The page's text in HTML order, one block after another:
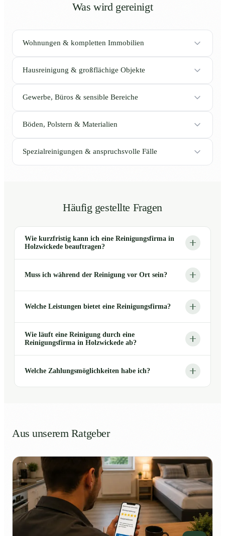
Was wird gereinigt
Wohnungen & kompletten Immobilien
Hausreinigung & großflächige Objekte
Gewerbe, Büros & sensible Bereiche
Böden, Polstern & Materialien
Spezialreinigungen & anspruchsvolle Fälle
Häufig gestellte Fragen
Wie kurzfristig kann ich eine Reinigungsfirma in
Holzwickede beauftragen?
Muss ich während der Reinigung vor Ort sein?
Welche Leistungen bietet eine Reinigungsfirma?
Wie läuft eine Reinigung durch eine
Reinigungsfirma in Holzwickede ab?
Welche Zahlungsmöglichkeiten habe ich?
Aus unserem Ratgeber